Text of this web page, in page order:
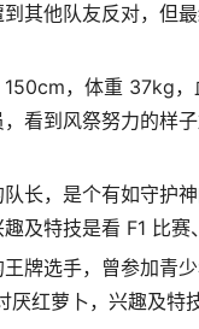
其他队友反对，但
，体重 37kg
看到风祭努力的样
长，是个有如守护
及特技是看 F1 比
牌选手，曾参加青
红萝卜，兴趣及特